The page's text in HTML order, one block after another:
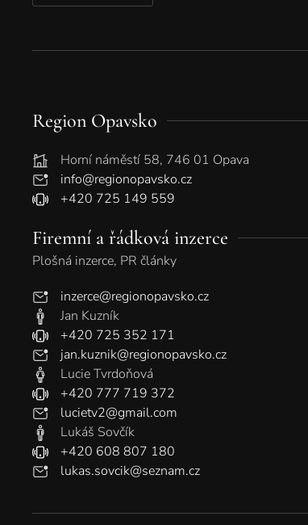
Region Opavsko
Horní náměstí 58, 746 01 Opava
info@regionopavsko.cz
+420 725 149 559
Firemní a řádková inzerce
Plošná inzerce, PR články
inzerce@regionopavsko.cz
Jan Kuzník
+420 725 352 171
jan.kuznik@regionopavsko.cz
Lucie Tvrdoňová
+420 777 719 372
lucietv2@gmail.com
Lukáš Sovčík
+420 608 807 180
lukas.sovcik@seznam.cz